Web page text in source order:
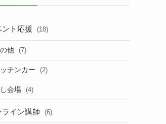
ント応援 (18)
他 (7)
チンカー (2)
会場 (4)
ライン講師 (6)